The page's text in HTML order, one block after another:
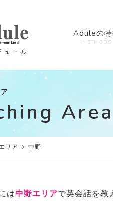
Aduleの
METHODS
Area
リア 中野
は中野エリアで英会話を教